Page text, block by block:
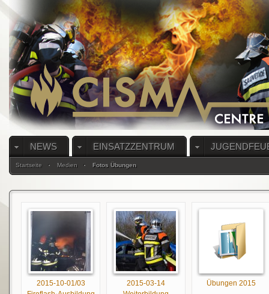
NEWS EINSATZZENTRUM
Startseite Medien Fotos Übungen
2015-10-01/03
2015-03-14
Übungen 2015